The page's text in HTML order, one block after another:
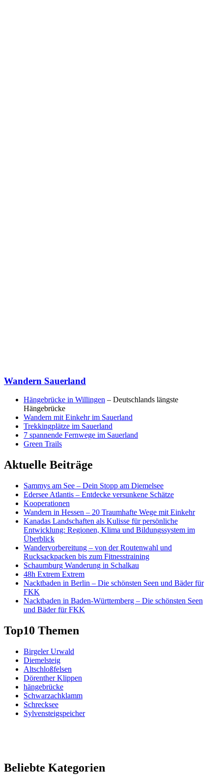
Wandern Sauerland
Hängebrücke in Willingen – Deutschlands längste
Hängebrücke
Wandern mit Einkehr im Sauerland
Trekkingplätze im Sauerland
7 spannende Fernwege im Sauerland
Green Trails
Aktuelle Beiträge
Sammys am See – Dein Stopp am Diemelsee
Edersee Atlantis – Entdecke versunkene Schätze
Kooperationen
Wandern in Hessen – 20 Traumhafte Wege mit Einkehr
Kanadas Landschaften als Kulisse für persönliche
Entwicklung: Regionen, Klima und Bildungssystem im
Überblick
Wandervorbereitung – von der Routenwahl und
Rucksackpacken bis zum Fitnesstraining
Schaumburg Wanderung in Schalkau
48h Extrem Extrem
Nacktbaden in Berlin – Die schönsten Seen und Bäder für
FKK
Nacktbaden in Baden-Württemberg – Die schönsten Seen
und Bäder für FKK
Top10 Themen
Birgeler Urwald
Diemelsteig
Altschloßfelsen
Dörenther Klippen
hängebrücke
Schwarzachklamm
Schrecksee
Sylvensteigspeicher
Beliebte Kategorien